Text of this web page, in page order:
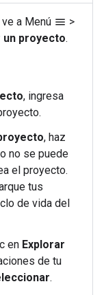
a Menú menu >
un proyecto.
, ingresa
, haz
no se puede
el proyecto.
tus
de vida del
en Explorar
de tu
.